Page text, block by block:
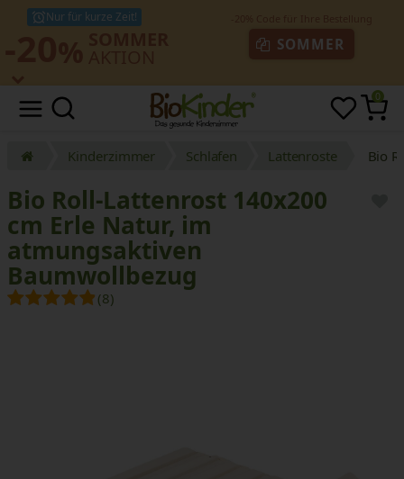
Nur für kurze Zeit!
SOMMER
0
Kinderzimmer Schlafen Lattenroste Bio
Bio Roll-Lattenrost 140x200
cm Erle Natur, im
atmungsaktiven
Baumwollbezug
(8)